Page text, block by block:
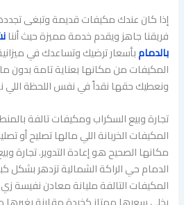
إذا كان عندك مكيفات قديمة وتبغى
فريقنا جاهز ويقدم خدمة مميزة حيث أننا
بالدمامبأسعار ترضيك وتساعدك في
المكيفات من مكانها بعناية تامة بدون ما
ونعطيك حقها نقداً في نفس اللحظة اللي
تجارة وبيع السكراب ومكيفات تالفة
المكيفات الخربانة اللي مالها تصليح أو
مكانها الصحيح هو إعادة التدوير. تجارة
الدمام حي الراكة الشمالية تزدهر بشكل
المكيفات التالفة مليانة معادن نفيسة